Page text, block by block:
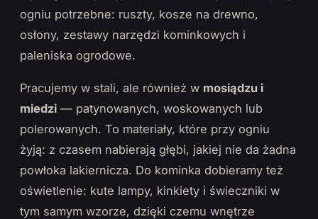
ogniu potrzebne: ruszty, kosze na drewno,
osłony, zestawy narzędzi kominkowych i
paleniska ogrodowe.
Pracujemy w stali, ale również w mosiądzu i
miedzi — patynowanych, woskowanych lub
polerowanych. To materiały, które przy ogniu
żyją: z czasem nabierają głębi, jakiej nie da żadna
powłoka lakiernicza. Do kominka dobieramy też
oświetlenie: kute lampy, kinkiety i świeczniki w
tym samym wzorze, dzięki czemu wnętrze